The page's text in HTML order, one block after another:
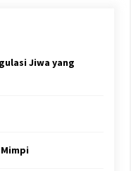
Jiwa yang